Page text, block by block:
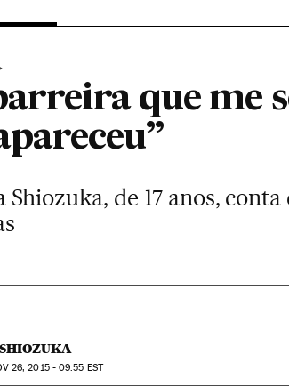
que me
Shiozuka, de 17 anos,
26, 2015 - 09:55 EST